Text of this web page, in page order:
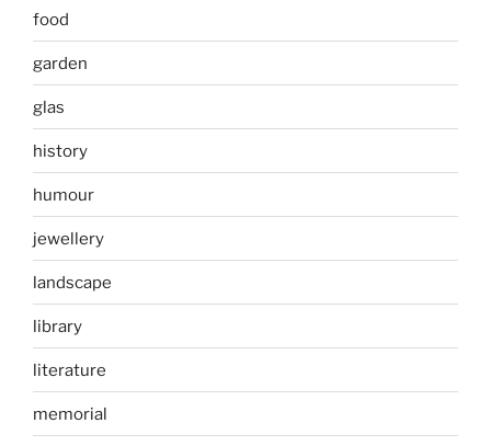
food
garden
glas
history
humour
jewellery
landscape
library
literature
memorial